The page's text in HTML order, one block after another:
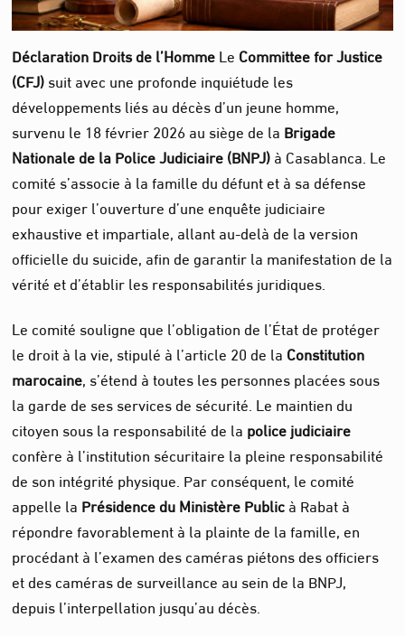
Déclaration Droits de l’HommeLeCommittee for Justice
(CFJ)suit avec une profonde inquiétude les
développements liés au décès d’un jeune homme,
survenu le 18 février 2026 au siège de laBrigade
Nationale de la Police Judiciaire (BNPJ)à Casablanca. Le
comité s’associe à la famille du défunt et à sa défense
pour exiger l’ouverture d’une enquête judiciaire
exhaustive et impartiale, allant au-delà de la version
officielle du suicide, afin de garantir la manifestation de la
vérité et d’établir les responsabilités juridiques.
Le comité souligne que l’obligation de l’État de protéger
le droit à la vie, stipulé à l’article 20 de laConstitution
marocaine, s’étend à toutes les personnes placées sous
la garde de ses services de sécurité. Le maintien du
citoyen sous la responsabilité de lapolice judiciaire
confère à l’institution sécuritaire la pleine responsabilité
de son intégrité physique. Par conséquent, le comité
appelle laPrésidence du Ministère Publicà Rabat à
répondre favorablement à la plainte de la famille, en
procédant à l’examen des caméras piétons des officiers
et des caméras de surveillance au sein de la BNPJ,
depuis l’interpellation jusqu’au décès.